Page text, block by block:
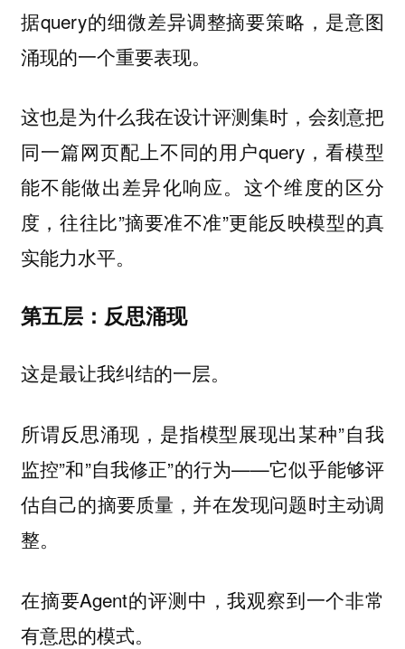
据query的细微差异调整摘要策略，是意图
涌现的一个重要表现。
这也是为什么我在设计评测集时，会刻意把
同一篇网页配上不同的用户query，看模型
能不能做出差异化响应。这个维度的区分
度，往往比”摘要准不准”更能反映模型的真
实能力水平。
第五层：反思涌现
这是最让我纠结的一层。
所谓反思涌现，是指模型展现出某种”自我
监控”和”自我修正”的行为——它似乎能够评
估自己的摘要质量，并在发现问题时主动调
整。
在摘要Agent的评测中，我观察到一个非常
有意思的模式。